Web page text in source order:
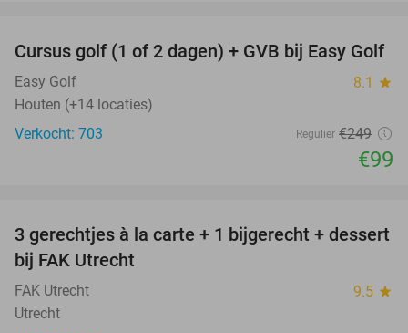
60%
Cursus golf (1 of 2 dagen) + GVB bij Easy Golf
Easy Golf 8.1 star
Houten (+14 locaties)
Verkocht: 703
Regulier €249
€99
40%
3 gerechtjes à la carte + 1 bijgerecht + dessert
bij FAK Utrecht
FAK Utrecht 9.5 star
Utrecht